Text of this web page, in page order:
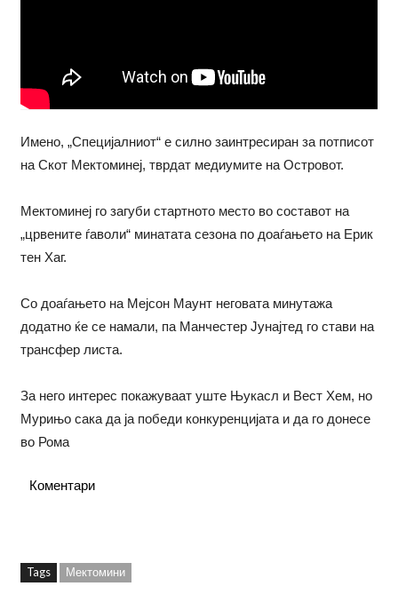
Имено, „Специјалниот“ е силно заинтресиран за потписот
на Скот Мектоминеј, тврдат медиумите на Островот.
Мектоминеј го загуби стартното место во составот на
„црвените ѓаволи“ минатата сезона по доаѓањето на Ерик
тен Хаг.
Со доаѓањето на Мејсон Маунт неговата минутажа
додатно ќе се намали, па Манчестер Јунајтед го стави на
трансфер листа.
За него интерес покажуваат уште Њукасл и Вест Хем, но
Мурињо сака да ја победи конкуренцијата и да го донесе
во Рома
Коментари
Tags Мектомини